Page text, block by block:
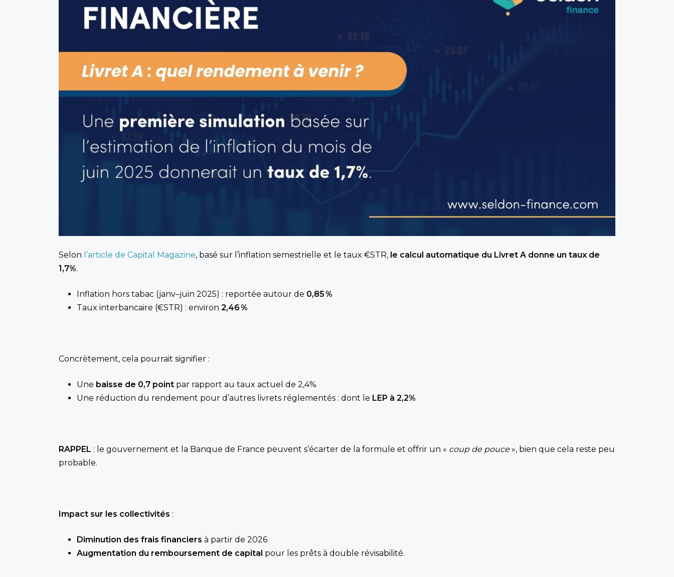
Selon l’article de Capital Magazine, basé sur l’inflation semestrielle et le taux €STR, le calcul automatique du Livret A donne un taux de
1,7%.
Inflation hors tabac (janv–juin 2025) : reportée autour de 0,85 %
Taux interbancaire (€STR) : environ 2,46 %
Concrètement, cela pourrait signifier :
Une baisse de 0,7 point par rapport au taux actuel de 2,4%
Une réduction du rendement pour d’autres livrets réglementés : dont le LEP à 2,2%
RAPPEL : le gouvernement et la Banque de France peuvent s’écarter de la formule et offrir un « coup de pouce», bien que cela reste peu
probable.
Impact sur les collectivités :
Diminution des frais financiers à partir de 2026
Augmentation du remboursement de capital pour les prêts à double révisabilité.